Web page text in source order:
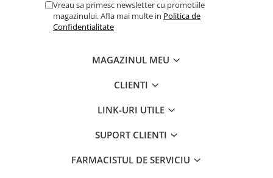
Nu incarcati periuta in baie sau in alte medii cu un grad de
umiditate ridicat. Verificati periodic integritatea cablului USB.
Utilizati produsul exclusiv in scopul descris de producator. Nu
deoarece exista riscul unor vatamari corporale grave.
Vreau sa primesc newsletter cu promotiile
magazinului. Afla mai multe in Politica de
Confidentialitate
MAGAZINUL MEU
CLIENTI
LINK-URI UTILE
SUPORT CLIENTI
FARMACISTUL DE SERVICIU